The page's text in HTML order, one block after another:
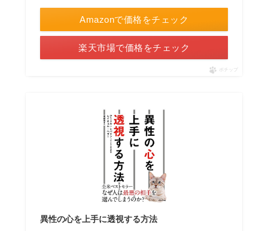
Amazonで価格をチェック
楽天市場で価格をチェック
ポチップ
異性の心を上手に透視する方法